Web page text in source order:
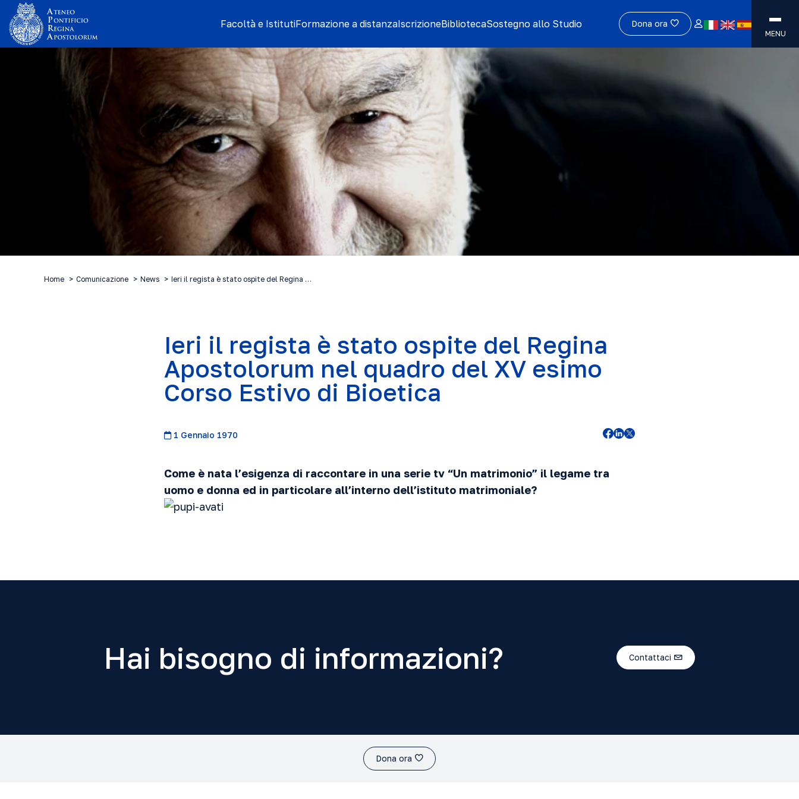
Facoltà e IstitutiFormazione a distanzaIscrizioneBibliotecaSostegno allo Studio Dona ora
MENU
Home Comunicazione News Ieri il regista è stato ospite del Regina …
Ieri il regista è stato ospite del Regina
Apostolorum nel quadro del XV esimo
Corso Estivo di Bioetica
1 Gennaio 1970
Come è nata l’esigenza di raccontare in una serie tv “Un matrimonio” il legame tra
uomo e donna ed in particolare all’interno dell’istituto matrimoniale?
Hai bisogno di informazioni? Contattaci
Dona ora